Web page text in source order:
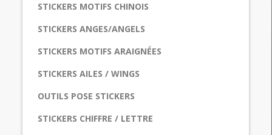
STICKERS MOTIFS CHINOIS
STICKERS ANGES/ANGELS
STICKERS MOTIFS ARAIGNÉES
STICKERS AILES / WINGS
OUTILS POSE STICKERS
STICKERS CHIFFRE / LETTRE